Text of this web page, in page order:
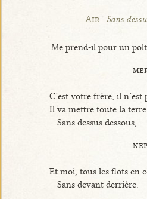
Air : Sans
Me prend-il pour un
C’est votre frère, il n’est
Il va mettre toute la terre
Sans dessus dessous,
Et moi, tous les flots en
Sans devant derrière.